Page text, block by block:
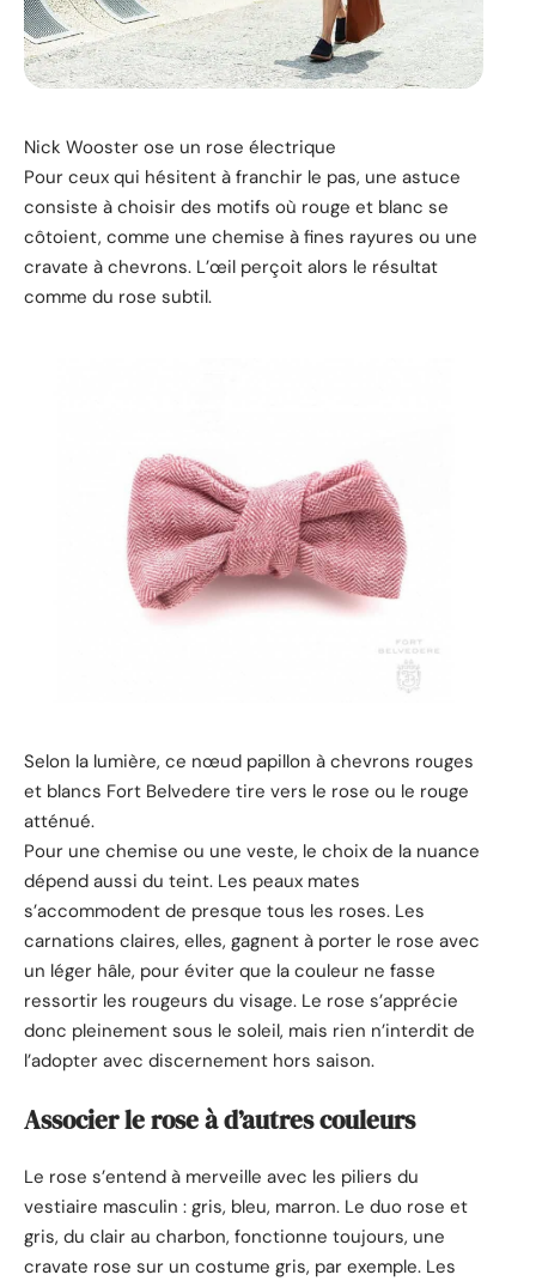
Nick Wooster ose un rose électrique
Pour ceux qui hésitent à franchir le pas, une astuce
consiste à choisir des motifs où rouge et blanc se
côtoient, comme une chemise à fines rayures ou une
cravate à chevrons. L’œil perçoit alors le résultat
comme du rose subtil.
Selon la lumière, ce nœud papillon à chevrons rouges
et blancs Fort Belvedere tire vers le rose ou le rouge
atténué.
Pour une chemise ou une veste, le choix de la nuance
dépend aussi du teint. Les peaux mates
s’accommodent de presque tous les roses. Les
carnations claires, elles, gagnent à porter le rose avec
un léger hâle, pour éviter que la couleur ne fasse
ressortir les rougeurs du visage. Le rose s’apprécie
donc pleinement sous le soleil, mais rien n’interdit de
l’adopter avec discernement hors saison.
Associer le rose à d’autres couleurs
Le rose s’entend à merveille avec les piliers du
vestiaire masculin : gris, bleu, marron. Le duo rose et
gris, du clair au charbon, fonctionne toujours, une
cravate rose sur un costume gris, par exemple. Les